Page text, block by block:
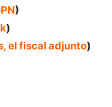
)
)
el fiscal adjunto)